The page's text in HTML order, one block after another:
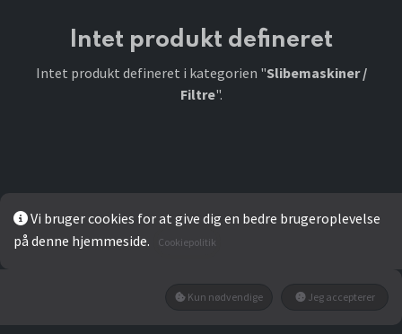
Intet produkt defineret
Intet produkt defineret i kategorien "Slibemaskiner /
Filtre".
Vi bruger cookies for at give dig en bedre brugeroplevelse
på denne hjemmeside.
Cookiepolitik
Kun nødvendige Jeg accepterer